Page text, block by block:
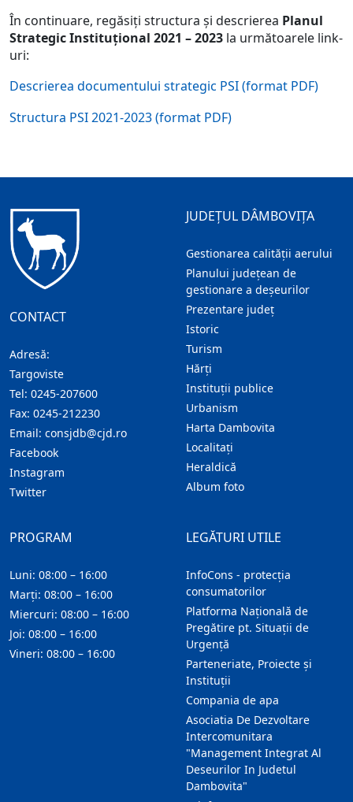
În continuare, regăsiți structura și descrierea Planul
Strategic Instituţional 2021 – 2023 la următoarele link-
uri:
Descrierea documentului strategic PSI (format PDF)
Structura PSI 2021-2023 (format PDF)
CONTACT
Adresă:
Targoviste
Tel: 0245-207600
Fax: 0245-212230
Email: consjdb@cjd.ro
Facebook
Instagram
Twitter
JUDEȚUL DÂMBOVIȚA
Gestionarea calității aerului
Planului județean de
gestionare a deșeurilor
Prezentare judeţ
Istoric
Turism
Hărţi
Instituţii publice
Urbanism
Harta Dambovita
Localitaţi
Heraldică
Album foto
LEGĂTURI UTILE
InfoCons - protecția
consumatorilor
Platforma Națională de
Pregătire pt. Situații de
Urgență
Parteneriate, Proiecte și
Instituții
Compania de apa
Asociatia De Dezvoltare
Intercomunitara
"Management Integrat Al
Deseurilor In Judetul
Dambovita"
PROGRAM
Luni: 08:00 – 16:00
Marți: 08:00 – 16:00
Miercuri: 08:00 – 16:00
Joi: 08:00 – 16:00
Vineri: 08:00 – 16:00